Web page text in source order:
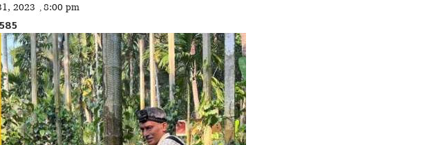
2023 , 8:00 pm
585